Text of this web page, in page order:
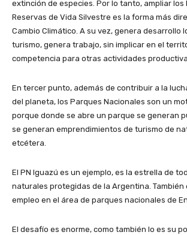
extinción de especies. Por lo tanto, ampliar los
Reservas de Vida Silvestre es la forma más
Cambio Climático. A su vez, genera desarrollo
turismo, genera trabajo, sin implicar en el
competencia para otras actividades
En tercer punto, además de contribuir a la
del planeta, los Parques Nacionales son un
porque donde se abre un parque se generan
se generan emprendimientos de turismo de
etcétera.
El PN Iguazú es un ejemplo, es la estrella de
naturales protegidas de la Argentina. También
empleo en el área de parques nacionales de
El desafío es enorme, como también lo es su